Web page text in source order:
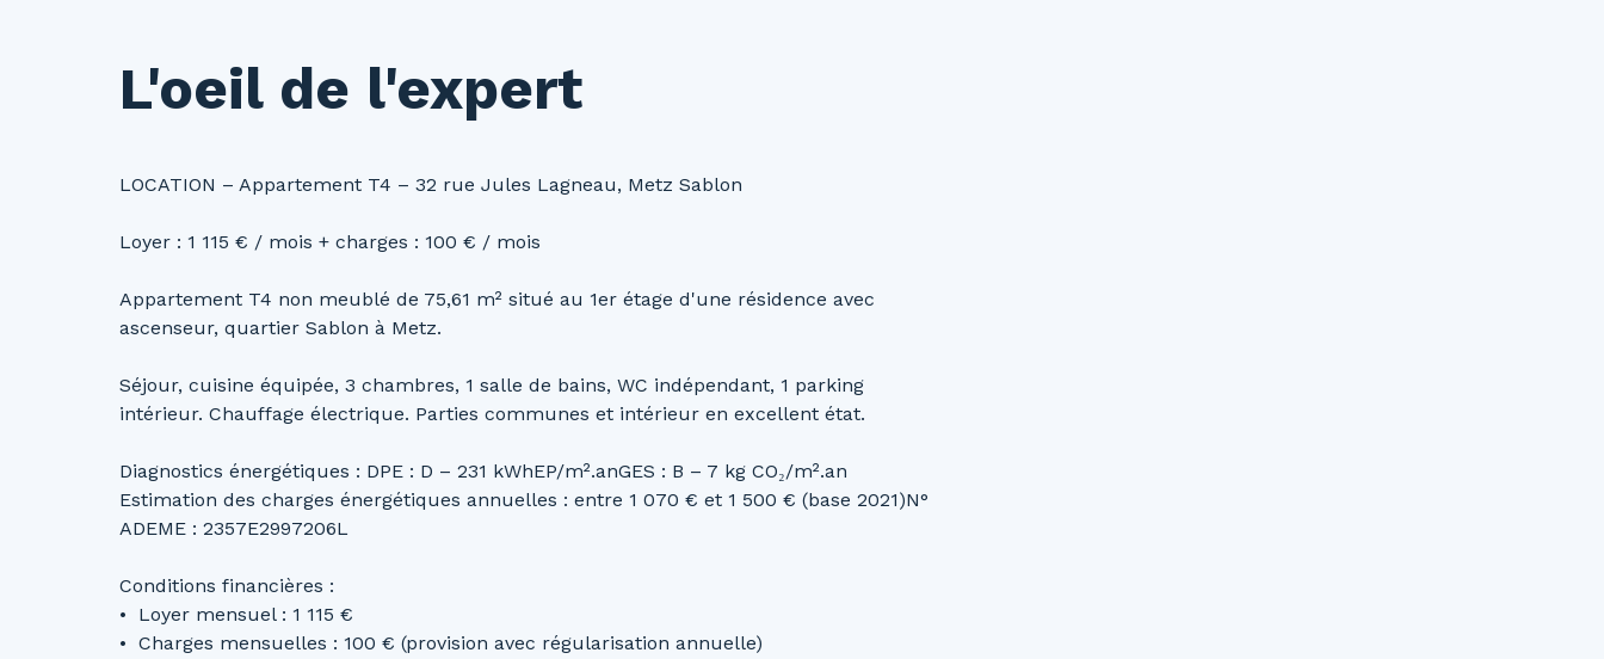
L'oeil de l'expert
LOCATION – Appartement T4 – 32 rue Jules Lagneau, Metz Sablon
Loyer : 1 115 € / mois + charges : 100 € / mois
Appartement T4 non meublé de 75,61 m² situé au 1er étage d'une résidence avec
ascenseur, quartier Sablon à Metz.
Séjour, cuisine équipée, 3 chambres, 1 salle de bains, WC indépendant, 1 parking
intérieur. Chauffage électrique. Parties communes et intérieur en excellent état.
Diagnostics énergétiques : DPE : D – 231 kWhEP/m².anGES : B – 7 kg CO₂/m².an
Estimation des charges énergétiques annuelles : entre 1 070 € et 1 500 € (base 2021)N°
ADEME : 2357E2997206L
Conditions financières :
Loyer mensuel : 1 115 €
Charges mensuelles : 100 € (provision avec régularisation annuelle)